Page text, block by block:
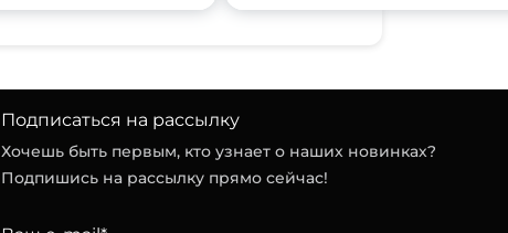
Подписаться на рассылку
Хочешь быть первым, кто узнает о наших новинках?
Подпишись на рассылку прямо сейчас!